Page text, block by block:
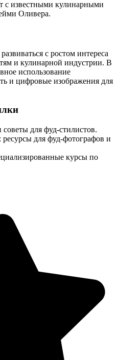
с известными кулинарными
Оливера.
с ростом интереса
и кулинарной индустрии. В
использование
и цифровые изображения для
для фуд-стилистов.
: ресурсы для фуд-фотографов и
курсы по